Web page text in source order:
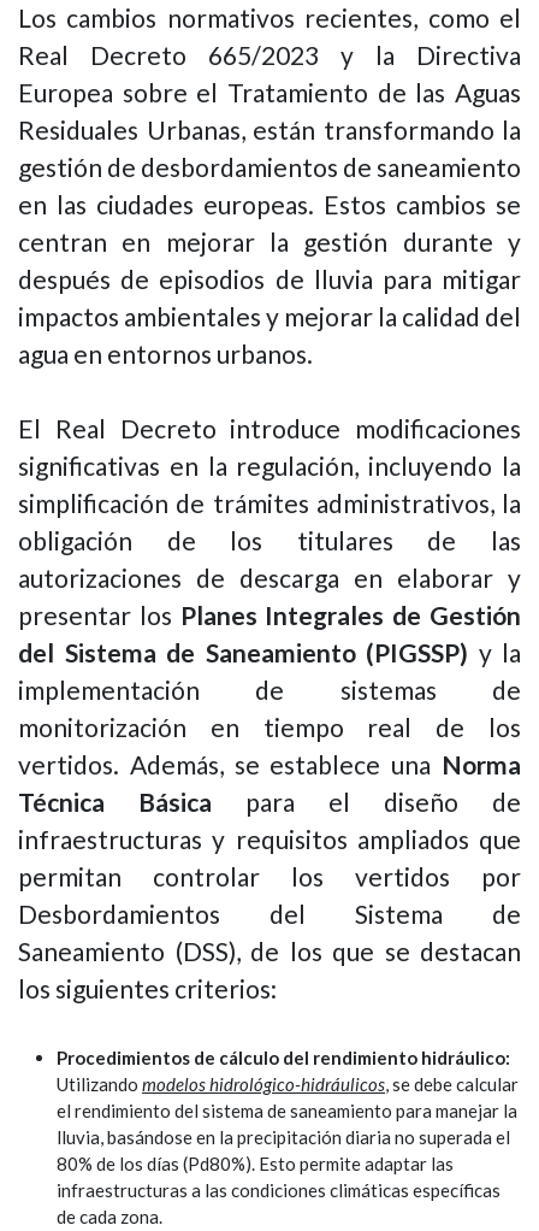
Los cambios normativos recientes, como el
Real Decreto 665/2023 y la Directiva
Europea sobre el Tratamiento de las Aguas
Residuales Urbanas, están transformando la
gestión de desbordamientos de saneamiento
en las ciudades europeas. Estos cambios se
centran en mejorar la gestión durante y
después de episodios de lluvia para mitigar
impactos ambientales y mejorar la calidad del
agua en entornos urbanos.
El Real Decreto introduce modificaciones
significativas en la regulación, incluyendo la
simplificación de trámites administrativos, la
obligación de los titulares de las
autorizaciones de descarga en elaborar y
presentar los Planes Integrales de Gestión
del Sistema de Saneamiento (PIGSSP) y la
implementación de sistemas de
monitorización en tiempo real de los
vertidos. Además, se establece una Norma
Técnica Básica para el diseño de
infraestructuras y requisitos ampliados que
permitan controlar los vertidos por
Desbordamientos del Sistema de
Saneamiento (DSS), de los que se destacan
los siguientes criterios:
Procedimientos de cálculo del rendimiento hidráulico:
Utilizando modelos hidrológico-hidráulicos, se debe calcular
el rendimiento del sistema de saneamiento para manejar la
lluvia, basándose en la precipitación diaria no superada el
80% de los días (Pd80%). Esto permite adaptar las
infraestructuras a las condiciones climáticas específicas
de cada zona.